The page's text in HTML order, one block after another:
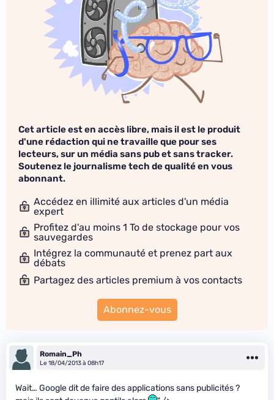
Cet article est en accès libre, mais il est le produit
d'une rédaction qui ne travaille que pour ses
lecteurs, sur un média sans pub et sans tracker.
Soutenez le journalisme tech de qualité en vous
abonnant.
Accédez en illimité aux articles d'un média
expert
Profitez d'au moins 1 To de stockage pour vos
sauvegardes
Intégrez la communauté et prenez part aux
débats
Partagez des articles premium à vos contacts
Abonnez-vous
Romain_Ph
Le 18/04/2013 à 08h17
Wait… Google dit de faire des applications sans publicités ?